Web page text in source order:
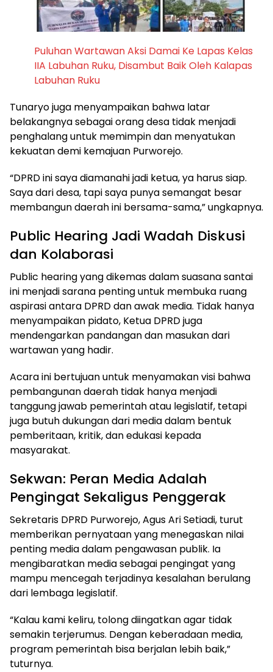
Puluhan Wartawan Aksi Damai Ke Lapas Kelas
IIA Labuhan Ruku, Disambut Baik Oleh Kalapas
Labuhan Ruku
Tunaryo juga menyampaikan bahwa latar
belakangnya sebagai orang desa tidak menjadi
penghalang untuk memimpin dan menyatukan
kekuatan demi kemajuan Purworejo.
“DPRD ini saya diamanahi jadi ketua, ya harus siap.
Saya dari desa, tapi saya punya semangat besar
membangun daerah ini bersama-sama,” ungkapnya.
Public Hearing Jadi Wadah Diskusi
dan Kolaborasi
Public hearing yang dikemas dalam suasana santai
ini menjadi sarana penting untuk membuka ruang
aspirasi antara DPRD dan awak media. Tidak hanya
menyampaikan pidato, Ketua DPRD juga
mendengarkan pandangan dan masukan dari
wartawan yang hadir.
Acara ini bertujuan untuk menyamakan visi bahwa
pembangunan daerah tidak hanya menjadi
tanggung jawab pemerintah atau legislatif, tetapi
juga butuh dukungan dari media dalam bentuk
pemberitaan, kritik, dan edukasi kepada
masyarakat.
Sekwan: Peran Media Adalah
Pengingat Sekaligus Penggerak
Sekretaris DPRD Purworejo, Agus Ari Setiadi, turut
memberikan pernyataan yang menegaskan nilai
penting media dalam pengawasan publik. Ia
mengibaratkan media sebagai pengingat yang
mampu mencegah terjadinya kesalahan berulang
dari lembaga legislatif.
“Kalau kami keliru, tolong diingatkan agar tidak
semakin terjerumus. Dengan keberadaan media,
program pemerintah bisa berjalan lebih baik,”
tuturnya.